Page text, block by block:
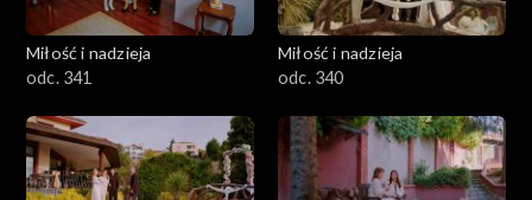
Miłość i nadzieja
odc. 341
Miłość i nadzieja
odc. 340